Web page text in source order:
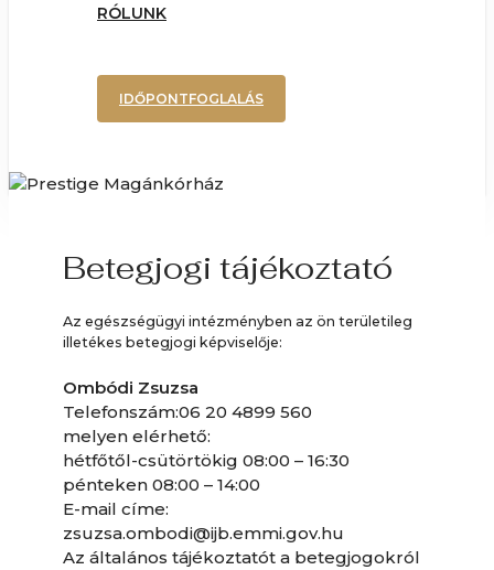
RÓLUNK
IDŐPONTFOGLALÁS
Betegjogi tájékoztató
Az egészségügyi intézményben az ön területileg
illetékes betegjogi képviselője:
Ombódi Zsuzsa
Telefonszám:06 20 4899 560
melyen elérhető:
hétfőtől-csütörtökig 08:00 – 16:30
pénteken 08:00 – 14:00
E-mail címe:
zsuzsa.ombodi@ijb.emmi.gov.hu
Az általános tájékoztatót a betegjogokról